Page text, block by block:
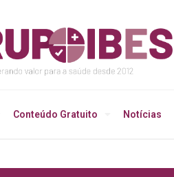
Conteúdo Gratuito Notícias